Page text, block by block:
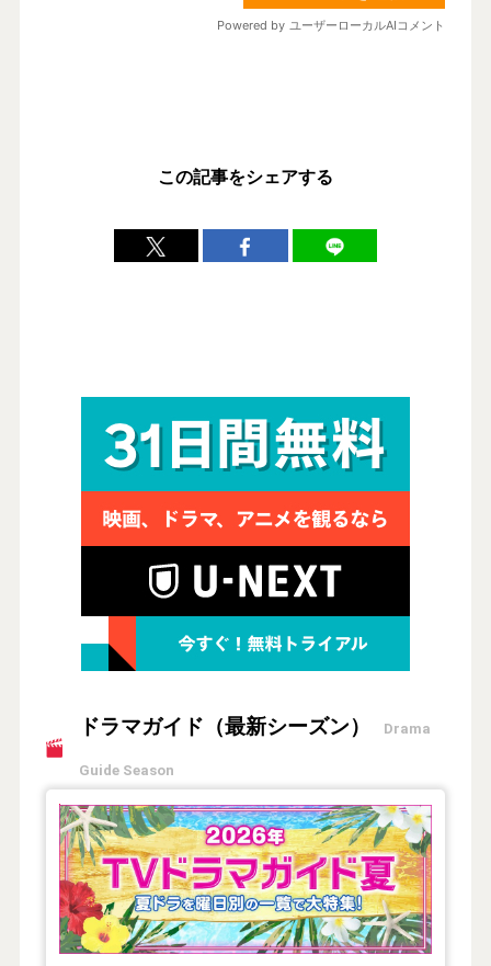
この記事をシェアする
ドラマガイド（最新シーズン） Drama
Guide Season
【2026年夏】TVドラマガイド